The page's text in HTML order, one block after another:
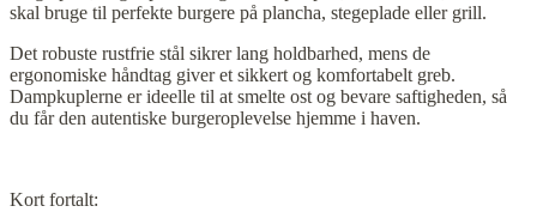
skal bruge til perfekte burgere på plancha, stegeplade eller grill.
Det robuste rustfrie stål sikrer lang holdbarhed, mens de
ergonomiske håndtag giver et sikkert og komfortabelt greb.
Dampkuplerne er ideelle til at smelte ost og bevare saftigheden, så
du får den autentiske burgeroplevelse hjemme i haven.
Kort fortalt: